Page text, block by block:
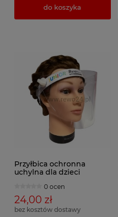
do koszyka
Przyłbica ochronna
uchylna dla dzieci
0 ocen
24,00 zł
bez kosztów dostawy